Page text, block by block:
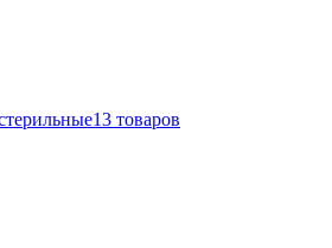
13 товаров